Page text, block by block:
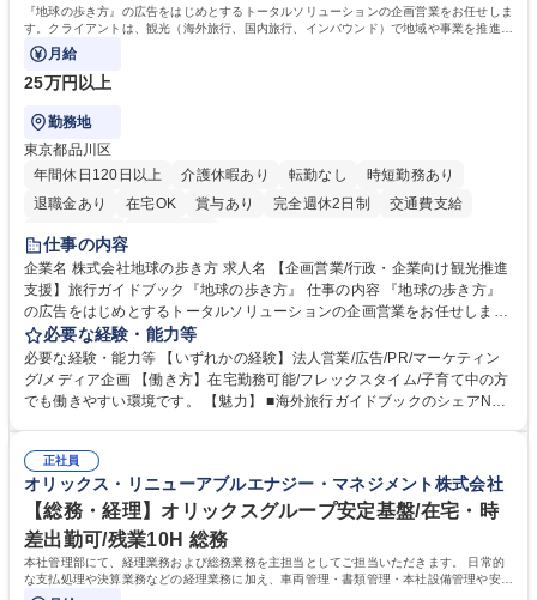
『地球の歩き方』の広告をはじめとするトータルソリューションの企画営業をお任せしま
す。クライアントは、観光（海外旅行、国内旅行、インバウンド）で地域や事業を推進し
たい国内外の行政や企業です。
月給
25万円以上
勤務地
東京都品川区
年間休日120日以上
介護休暇あり 転勤なし
時短勤務あり
退職金あり
在宅OK 賞与あり 完全週休2日制
交通費支給
駅近5分以内
仕事の内容
企業名 株式会社地球の歩き方 求人名 【企画営業/行政・企業向け観光推進
支援】旅行ガイドブック『地球の歩き方』 仕事の内容 『地球の歩き方』
の広告をはじめとするトータルソリューションの企画営業をお任せしま
す。クライアントは、観光（海外旅行、国内旅行、インバウンド）で地域
や事業を推進したい国内外の行政や企業です。 【業務詳細】■『地球の歩
き方』は海外旅行ガイドブックのNo.1ブランドであり、国内旅行において
も牽引しております。観光推進支援においても、業界を牽引する意欲的な
に、インバウンドのトップブランドに成長しております■旅が業務であ
り、日常です。旅好きにはこれ以上ない環境です 募集職種 【企画営業/行
政・企業向け観光推進支援】旅行ガイドブック『地球の歩き方』
必要な経験・能力等
必要な経験・能力等 【いずれかの経験】法人営業/広告/PR/マーケティン
グ/メディア企画 【働き方】在宅勤務可能/フレックスタイム/子育て中の方
でも働きやすい環境です。 【魅力】 ■海外旅行ガイドブックのシェアNo.1
であり、「地球の歩き方」としてどう取り組むか、共に形を作るコアメン
バーとして活躍いただきます。 学歴・資格 学歴：大学院 大学 語学力： 資
格：
正社員
オリックス・リニューアブルエナジー・マネジメント株式会社
【総務・経理】オリックスグループ安定基盤/在宅・時
差出勤可/残業10H 総務
本社管理部にて、経理業務および総務業務を主担当としてご担当いただきます。 日常的
な支払処理や決算業務などの経理業務に加え、車両管理・書類管理・本社設備管理や安全
対策など幅広い総務業務もお任せします。